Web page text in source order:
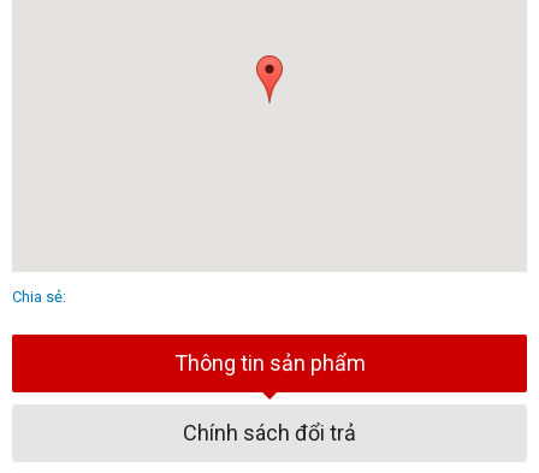
Chia sẻ:
Thông tin sản phẩm
Chính sách đổi trả